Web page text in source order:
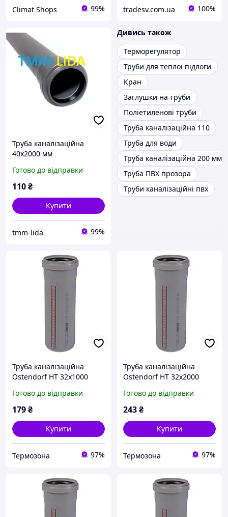
Climat Shops 99% tradesv.com.ua 100%
Труба каналізаційна
40х2000 мм
Готово до відправки
110₴
Купити
tmm-lida 99%
Дивись також
Терморегулятор
Труби для теплої підлоги
Кран
Заглушки на труби
Поліетиленові труби
Труба каналізаційна 110
Труба для води
Труба каналізаційна 200 мм
Труба ПВХ прозора
Труби каналізаційні пвх
Труба каналізаційна
Ostendorf HT 32x1000
Готово до відправки
179₴
Купити
Термозона 97%
Труба каналізаційна
Ostendorf HT 32x2000
Готово до відправки
243₴
Купити
Термозона 97%